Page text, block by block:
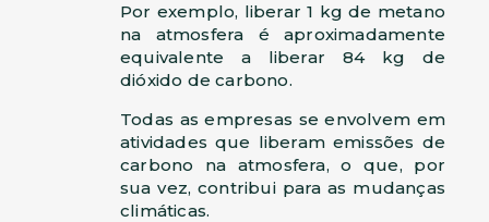
Por exemplo, liberar 1 kg de metano
na atmosfera é aproximadamente
equivalente a liberar 84 kg de
dióxido de carbono.
Todas as empresas se envolvem em
atividades que liberam emissões de
carbono na atmosfera, o que, por
sua vez, contribui para as mudanças
climáticas.